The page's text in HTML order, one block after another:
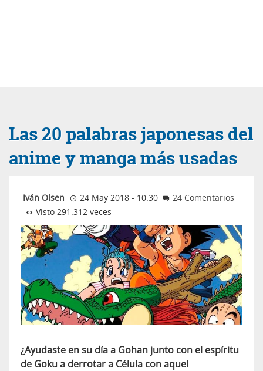
Las 20 palabras japonesas del
anime y manga más usadas
Iván Olsen 24 May 2018 - 10:30
24 Comentarios
Visto 291.312 veces
¿Ayudaste en su día a Gohan junto con el espíritu
de Goku a derrotar a Célula con aquel